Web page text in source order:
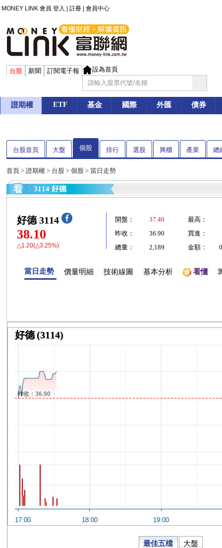
MONEY LINK 會員 登入 註冊 會員中心
台股 新聞 訂閱電子報 設為首頁
證期權 ETF 基金 國際 外匯 債券
台股首頁 大盤 個股 排行 選股 興櫃 產業 總
首頁 > 證期權 > 台股 > 個股 > 當日走勢
3114 好德
好德 3114
38.10
△1.20(△3.25%)
開盤： 37.40
最高：
昨收：
36.90
買進：
總量：
2,189 金額：
當日走勢 價量明細 技術線圖 基本分析 看懂